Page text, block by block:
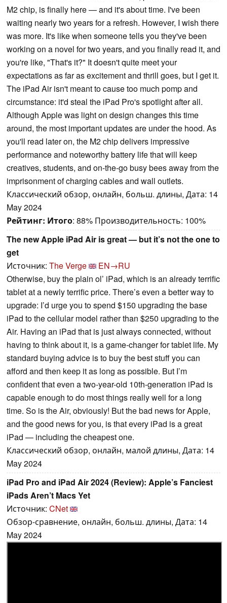
M2 chip, is finally here — and it's about time. I've been
waiting nearly two years for a refresh. However, I wish there
was more. It's like when someone tells you they've been
working on a novel for two years, and you finally read it, and
you're like, "That's it?" It doesn't quite meet your
expectations as far as excitement and thrill goes, but I get it.
The iPad Air isn't meant to cause too much pomp and
circumstance: it'd steal the iPad Pro's spotlight after all.
Although Apple was light on design changes this time
around, the most important updates are under the hood. As
you'll read later on, the M2 chip delivers impressive
performance and noteworthy battery life that will keep
creatives, students, and on-the-go busy bees away from the
imprisonment of charging cables and wall outlets.
Классический обзор, онлайн, больш. длины, Дата: 14
May 2024
Рейтинг: Итого: 88% Производительность: 100%
The new Apple iPad Air is great — but it’s not the one to
get
Источник: The Verge
EN→RU
Otherwise, buy the plain ol’ iPad, which is an already terrific
tablet at a newly terrific price. There’s even a better way to
upgrade: I’d urge you to spend $150 upgrading the base
iPad to the cellular model rather than $250 upgrading to the
Air. Having an iPad that is just always connected, without
having to think about it, is a game-changer for tablet life. My
standard buying advice is to buy the best stuff you can
afford and then keep it as long as possible. But I’m
confident that even a two-year-old 10th-generation iPad is
capable enough to do most things really well for a long
time. So is the Air, obviously! But the bad news for Apple,
and the good news for you, is that every iPad is a great
iPad — including the cheapest one.
Классический обзор, онлайн, малой длины, Дата: 14
May 2024
iPad Pro and iPad Air 2024 (Review): Apple’s Fanciest
iPads Aren’t Macs Yet
Источник: CNet
Обзор-сравнение, онлайн, больш. длины, Дата: 14
May 2024